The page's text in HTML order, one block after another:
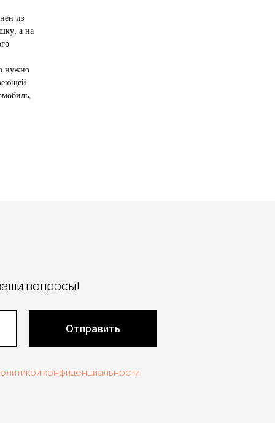
из
а на
нужно
вопросы!
Отправить
конфиденциальности